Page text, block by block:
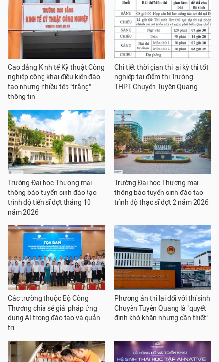
Cao đẳng Kinh tế Kỹ thuật Công
nghiệp công khai điều kiện đào
tạo nhưng nhiều tệp "trắng"
thông tin
Chi tiết thời gian thi lại kỳ thi tốt
nghiệp tại điểm thi Trường
THPT Chuyên Tuyên Quang
Trường Đại học Thương mại
thông báo tuyển sinh đào tạo
trình độ tiến sĩ đợt tháng 10
năm 2026
Trường Đại học Thương mại
thông báo tuyển sinh đào tạo
trình độ thạc sĩ đợt 2 năm 2026
Các trường thuộc Bộ Công
Thương chia sẻ giải pháp ứng
dụng AI trong đào tạo và quản
trị
Phương án thi lại đối với thí sinh
Chuyên Tuyên Quang là "quyết
định khó khăn nhưng cần thiết"